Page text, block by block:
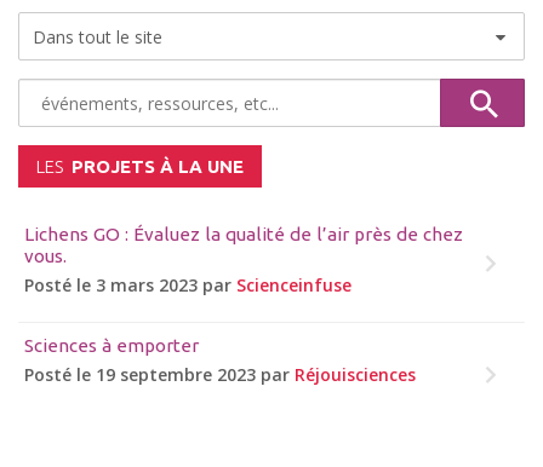
LES PROJETS À LA UNE
Lichens GO : Évaluez la qualité de l’air près de chez
vous.
Posté le 3 mars 2023 par Scienceinfuse
Sciences à emporter
Posté le 19 septembre 2023 par Réjouisciences